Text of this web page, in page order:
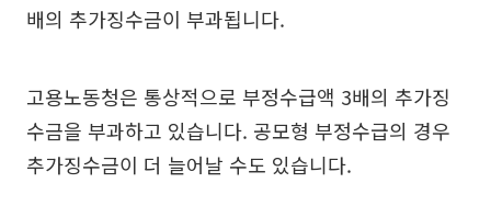
배의 추가징수금이 부과됩니다.
고용노동청은 통상적으로 부정수급액 3배의 추가징
수금을 부과하고 있습니다. 공모형 부정수급의 경우
추가징수금이 더 늘어날 수도 있습니다.